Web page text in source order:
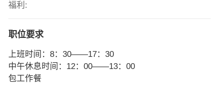
福利:
职位要求
上班时间：8：30——17：30
中午休息时间：12：00——13：00
包工作餐